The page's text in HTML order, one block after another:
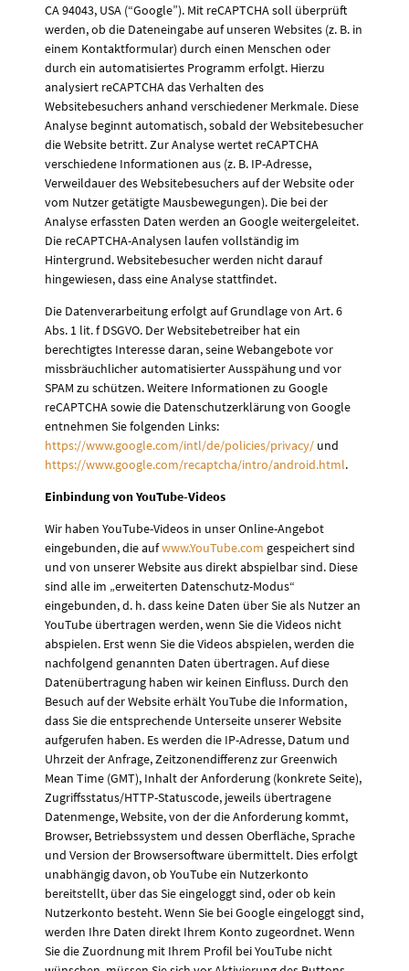
CA 94043, USA (“Google”). Mit reCAPTCHA soll überprüft
werden, ob die Dateneingabe auf unseren Websites (z. B. in
einem Kontaktformular) durch einen Menschen oder
durch ein automatisiertes Programm erfolgt. Hierzu
analysiert reCAPTCHA das Verhalten des
Websitebesuchers anhand verschiedener Merkmale. Diese
Analyse beginnt automatisch, sobald der Websitebesucher
die Website betritt. Zur Analyse wertet reCAPTCHA
verschiedene Informationen aus (z. B. IP-Adresse,
Verweildauer des Websitebesuchers auf der Website oder
vom Nutzer getätigte Mausbewegungen). Die bei der
Analyse erfassten Daten werden an Google weitergeleitet.
Die reCAPTCHA-Analysen laufen vollständig im
Hintergrund. Websitebesucher werden nicht darauf
hingewiesen, dass eine Analyse stattfindet.
Die Datenverarbeitung erfolgt auf Grundlage von Art. 6
Abs. 1 lit. f DSGVO. Der Websitebetreiber hat ein
berechtigtes Interesse daran, seine Webangebote vor
missbräuchlicher automatisierter Ausspähung und vor
SPAM zu schützen. Weitere Informationen zu Google
reCAPTCHA sowie die Datenschutzerklärung von Google
entnehmen Sie folgenden Links:
https://www.google.com/intl/de/policies/privacy/ und
https://www.google.com/recaptcha/intro/android.html.
Einbindung von YouTube-Videos
Wir haben YouTube-Videos in unser Online-Angebot
eingebunden, die aufwww.YouTube.com gespeichert sind
und von unserer Website aus direkt abspielbar sind. Diese
sind alle im „erweiterten Datenschutz-Modus“
eingebunden, d. h. dass keine Daten über Sie als Nutzer an
YouTube übertragen werden, wenn Sie die Videos nicht
abspielen. Erst wenn Sie die Videos abspielen, werden die
nachfolgend genannten Daten übertragen. Auf diese
Datenübertragung haben wir keinen Einfluss. Durch den
Besuch auf der Website erhält YouTube die Information,
dass Sie die entsprechende Unterseite unserer Website
aufgerufen haben. Es werden die IP-Adresse, Datum und
Uhrzeit der Anfrage, Zeitzonendifferenz zur Greenwich
Mean Time (GMT), Inhalt der Anforderung (konkrete Seite),
Zugriffsstatus/HTTP-Statuscode, jeweils übertragene
Datenmenge, Website, von der die Anforderung kommt,
Browser, Betriebssystem und dessen Oberfläche, Sprache
und Version der Browsersoftware übermittelt. Dies erfolgt
unabhängig davon, ob YouTube ein Nutzerkonto
bereitstellt, über das Sie eingeloggt sind, oder ob kein
Nutzerkonto besteht. Wenn Sie bei Google eingeloggt sind,
werden Ihre Daten direkt Ihrem Konto zugeordnet. Wenn
Sie die Zuordnung mit Ihrem Profil bei YouTube nicht